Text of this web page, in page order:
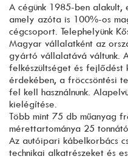
A cégünk 1985-ben alakult,
amely azóta is 100%-os
cégcsoport. Telephelyünk
Magyar vállalatként az
gyártó vállalatává váltunk.
felkészültséget és fejlődést
érdekében, a fröccsöntési
fel kell használnunk.
kielégítése.
Több mint 75 db műanyag
mérettartománya 25
Az autóipari kábelkorbács
technikai alkatrészeket és